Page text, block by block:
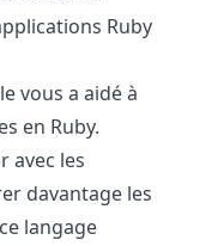
Ruby
vous a aidé à
en Ruby.
avec les
davantage les
langage